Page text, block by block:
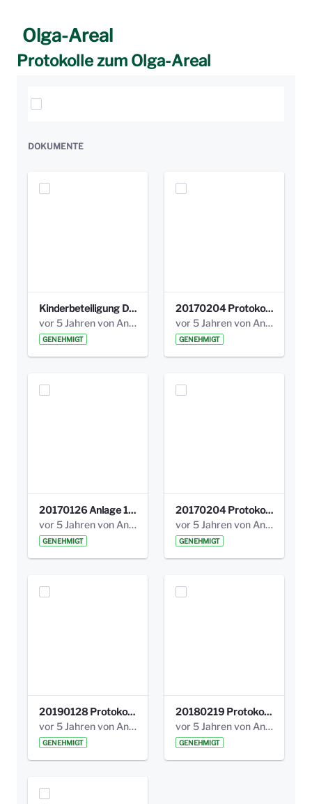
Olga-Areal
Protokolle zum Olga-Areal
Elemente auswählen
DOKUMENTE
Kinderbeteiligung Dez. 17 _Abstimmung Klettergerüst.pdf
vor 5 Jahren von Anni Schlumberger
GENEHMIGT
20170204 Protokoll Workshop 2 Promenade Schloßstraße (1).pdf
vor 5 Jahren von Anni Schlumberger
GENEHMIGT
20170126 Anlage 1_Kinderbeteiligung_Olga_Areal_Auswertung.pdf
vor 5 Jahren von Anni Schlumberger
GENEHMIGT
20170204 Protokoll Workshop 2 Promenade Schloßstraße .pdf
vor 5 Jahren von Anni Schlumberger
GENEHMIGT
20190128 Protokoll der Projektgruppe Olgäle.pdf
vor 5 Jahren von Anni Schlumberger
GENEHMIGT
20180219 Protokoll der Projektgruppe Olgaele2012.pdf
vor 5 Jahren von Anni Schlumberger
GENEHMIGT